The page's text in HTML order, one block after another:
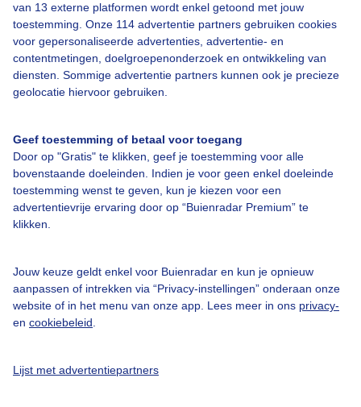
van 13 externe platformen wordt enkel getoond met jouw
toestemming. Onze 114 advertentie partners gebruiken cookies
voor gepersonaliseerde advertenties, advertentie- en
contentmetingen, doelgroepenonderzoek en ontwikkeling van
diensten. Sommige advertentie partners kunnen ook je precieze
geolocatie hiervoor gebruiken.
Geef toestemming of betaal voor toegang
Door op "Gratis" te klikken, geef je toestemming voor alle
bovenstaande doeleinden. Indien je voor geen enkel doeleinde
toestemming wenst te geven, kun je kiezen voor een
advertentievrije ervaring door op “Buienradar Premium” te
klikken.
Jouw keuze geldt enkel voor Buienradar en kun je opnieuw
aanpassen of intrekken via “Privacy-instellingen” onderaan onze
website of in het menu van onze app. Lees meer in ons privacy-
en cookiebeleid
Lijst met advertentiepartners
Een moment geduld aub...
Over Buienradar
Bedrijfsgegevens
Veelgestelde vragen
Toegankelijkheid
Gebruikersvoorwaarden
Adverteren